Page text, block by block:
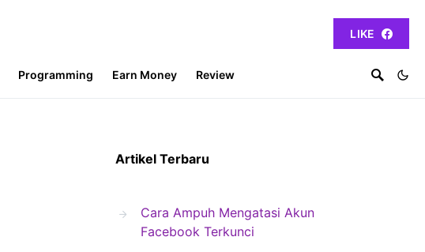
LIKE
Programming Earn Money Review
Artikel Terbaru
Cara Ampuh Mengatasi Akun
Facebook Terkunci